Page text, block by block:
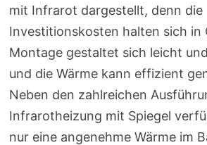
mit Infrarot dargestellt, denn die
Investitionskosten halten sich in
Montage gestaltet sich leicht
und die Wärme kann effizient
Neben den zahlreichen
Infrarotheizung mit Spiegel
nur eine angenehme Wärme im